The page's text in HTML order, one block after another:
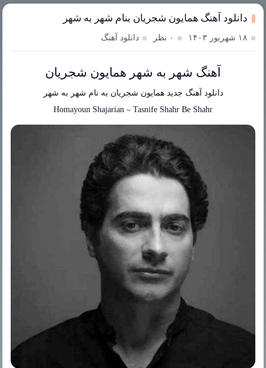
دانلود آهنگ همایون شجریان بنام شهر به شهر
۱۸ شهریور ۱۴۰۳ ۰ نظر دانلود آهنگ
آهنگ شهر به شهر همایون شجریان
دانلود آهنگ جدید همایون شجریان به نام شهر به شهر
Homayoun Shajarian – Tasnife Shahr Be Shahr